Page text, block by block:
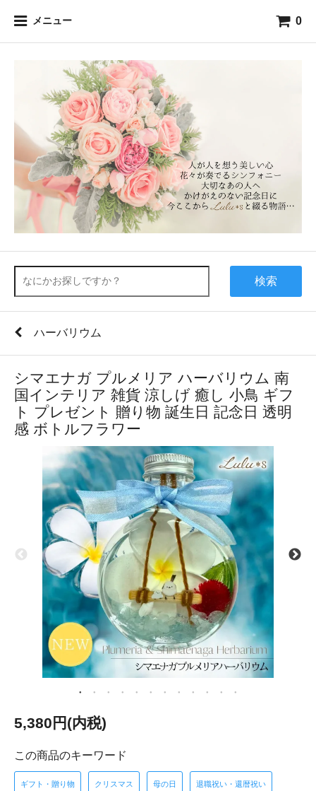
メニュー 0
検索
ハーバリウム
シマエナガ プルメリア ハーバリウム 南
国インテリア 雑貨 涼しげ 癒し 小鳥 ギフ
ト プレゼント 贈り物 誕生日 記念日 透明
感 ボトルフラワー
5,380円(内税)
この商品のキーワード
ギフト・贈り物 クリスマス 母の日 退職祝い・還暦祝い